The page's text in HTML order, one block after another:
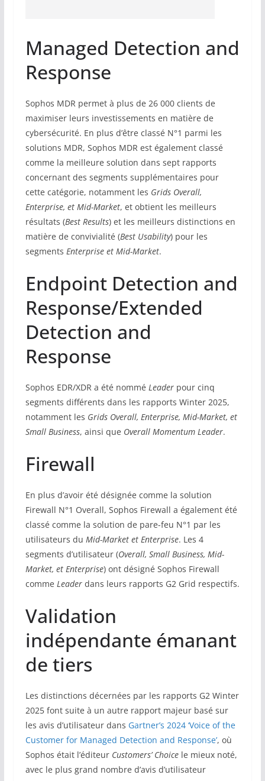
Managed Detection and
Response
Sophos MDR permet à plus de 26 000 clients de
maximiser leurs investissements en matière de
cybersécurité. En plus d’être classé N°1 parmi les
solutions MDR, Sophos MDR est également classé
comme la meilleure solution dans sept rapports
concernant des segments supplémentaires pour
cette catégorie, notamment les Grids Overall,
Enterprise, et Mid-Market, et obtient les meilleurs
résultats (Best Results) et les meilleurs distinctions en
matière de convivialité (Best Usability) pour les
segments Enterprise et Mid-Market.
Endpoint Detection and
Response/Extended
Detection and
Response
Sophos EDR/XDR a été nommé Leaderpour cinq
segments différents dans les rapports Winter 2025,
notamment les Grids Overall, Enterprise, Mid-Market, et
Small Business, ainsi que Overall Momentum Leader.
Firewall
En plus d’avoir été désignée comme la solution
Firewall N°1 Overall, Sophos Firewall a également été
classé comme la solution de pare-feu N°1 par les
utilisateurs du Mid-Market et Enterprise. Les 4
segments d’utilisateur (Overall, Small Business, Mid-
Market, et Enterprise) ont désigné Sophos Firewall
comme Leaderdans leurs rapports G2 Grid respectifs.
Validation
indépendante émanant
de tiers
Les distinctions décernées par les rapports G2 Winter
2025 font suite à un autre rapport majeur basé sur
les avis d’utilisateur dans Gartner’s 2024 ‘Voice of the
Customer for Managed Detection and Response’, où
Sophos était l’éditeur Customers’ Choicele mieux noté,
avec le plus grand nombre d’avis d’utilisateur